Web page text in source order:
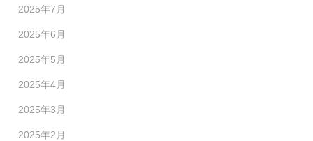
2025年7月
2025年6月
2025年5月
2025年4月
2025年3月
2025年2月